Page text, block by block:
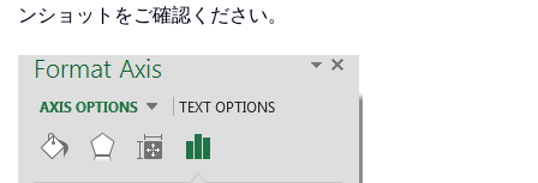
ンショットをご確認ください。